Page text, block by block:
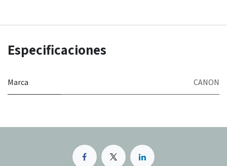
Especificaciones
Marca CANON